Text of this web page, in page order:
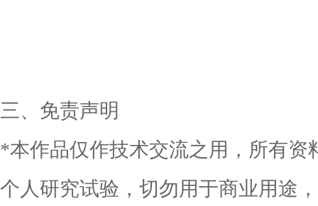
三、免责声明
*本作品仅作技术交流之用，所有资
个人研究试验，切勿用于商业用途